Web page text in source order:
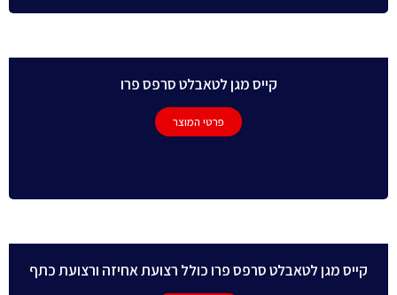
קייס מגן לטאבלט סרפס פרו
פרטי המוצר
קייס מגן לטאבלט סרפס פרו כולל רצועת אחיזה ורצועת כתף